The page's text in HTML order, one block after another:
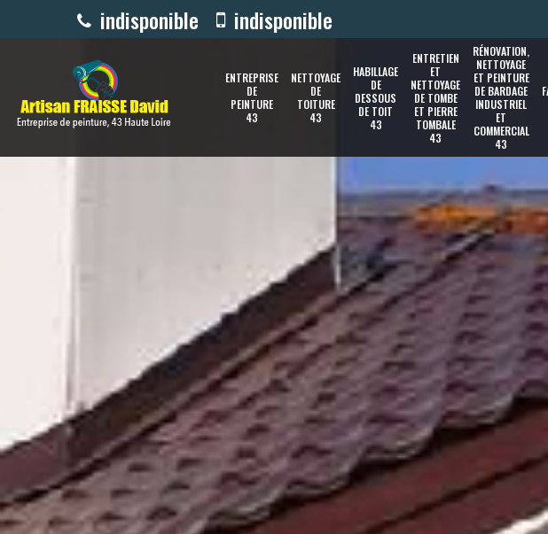
indisponible indisponible
ENTREPRISE
DE
PEINTURE
43
NETTOYAGE
DE
TOITURE
43
HABILLAGE
DE
DESSOUS
DE TOIT
43
ENTRETIEN
ET
NETTOYAGE
DE TOMBE
ET PIERRE
TOMBALE
43
RÉNOVATION,
NETTOYAGE
ET PEINTURE
DE BARDAGE
INDUSTRIEL
ET
COMMERCIAL
43